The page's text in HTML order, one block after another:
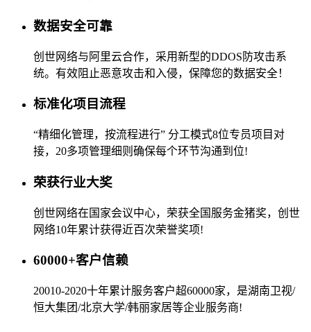
数据安全可靠
创世网络与阿里云合作，采用新型的DDOS防攻击系
统。有效阻止恶意攻击和入侵，保障您的数据安全！
标准化项目流程
“精细化管理，按流程进行” 分工模式8位专员项目对
接，20多项管理细则确保每个环节沟通到位!
荣获行业大奖
创世网络在国家会议中心，荣获全国服务金猪奖，创世
网络10年累计获得近百次荣誉奖项!
60000+客户信赖
20010-2020十年累计服务客户超60000家，是湖南卫视/
恒大集团/北京大学/韩丽家居等企业服务商!